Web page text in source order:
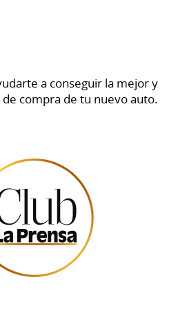
a conseguir la mejor y
compra de tu nuevo auto.